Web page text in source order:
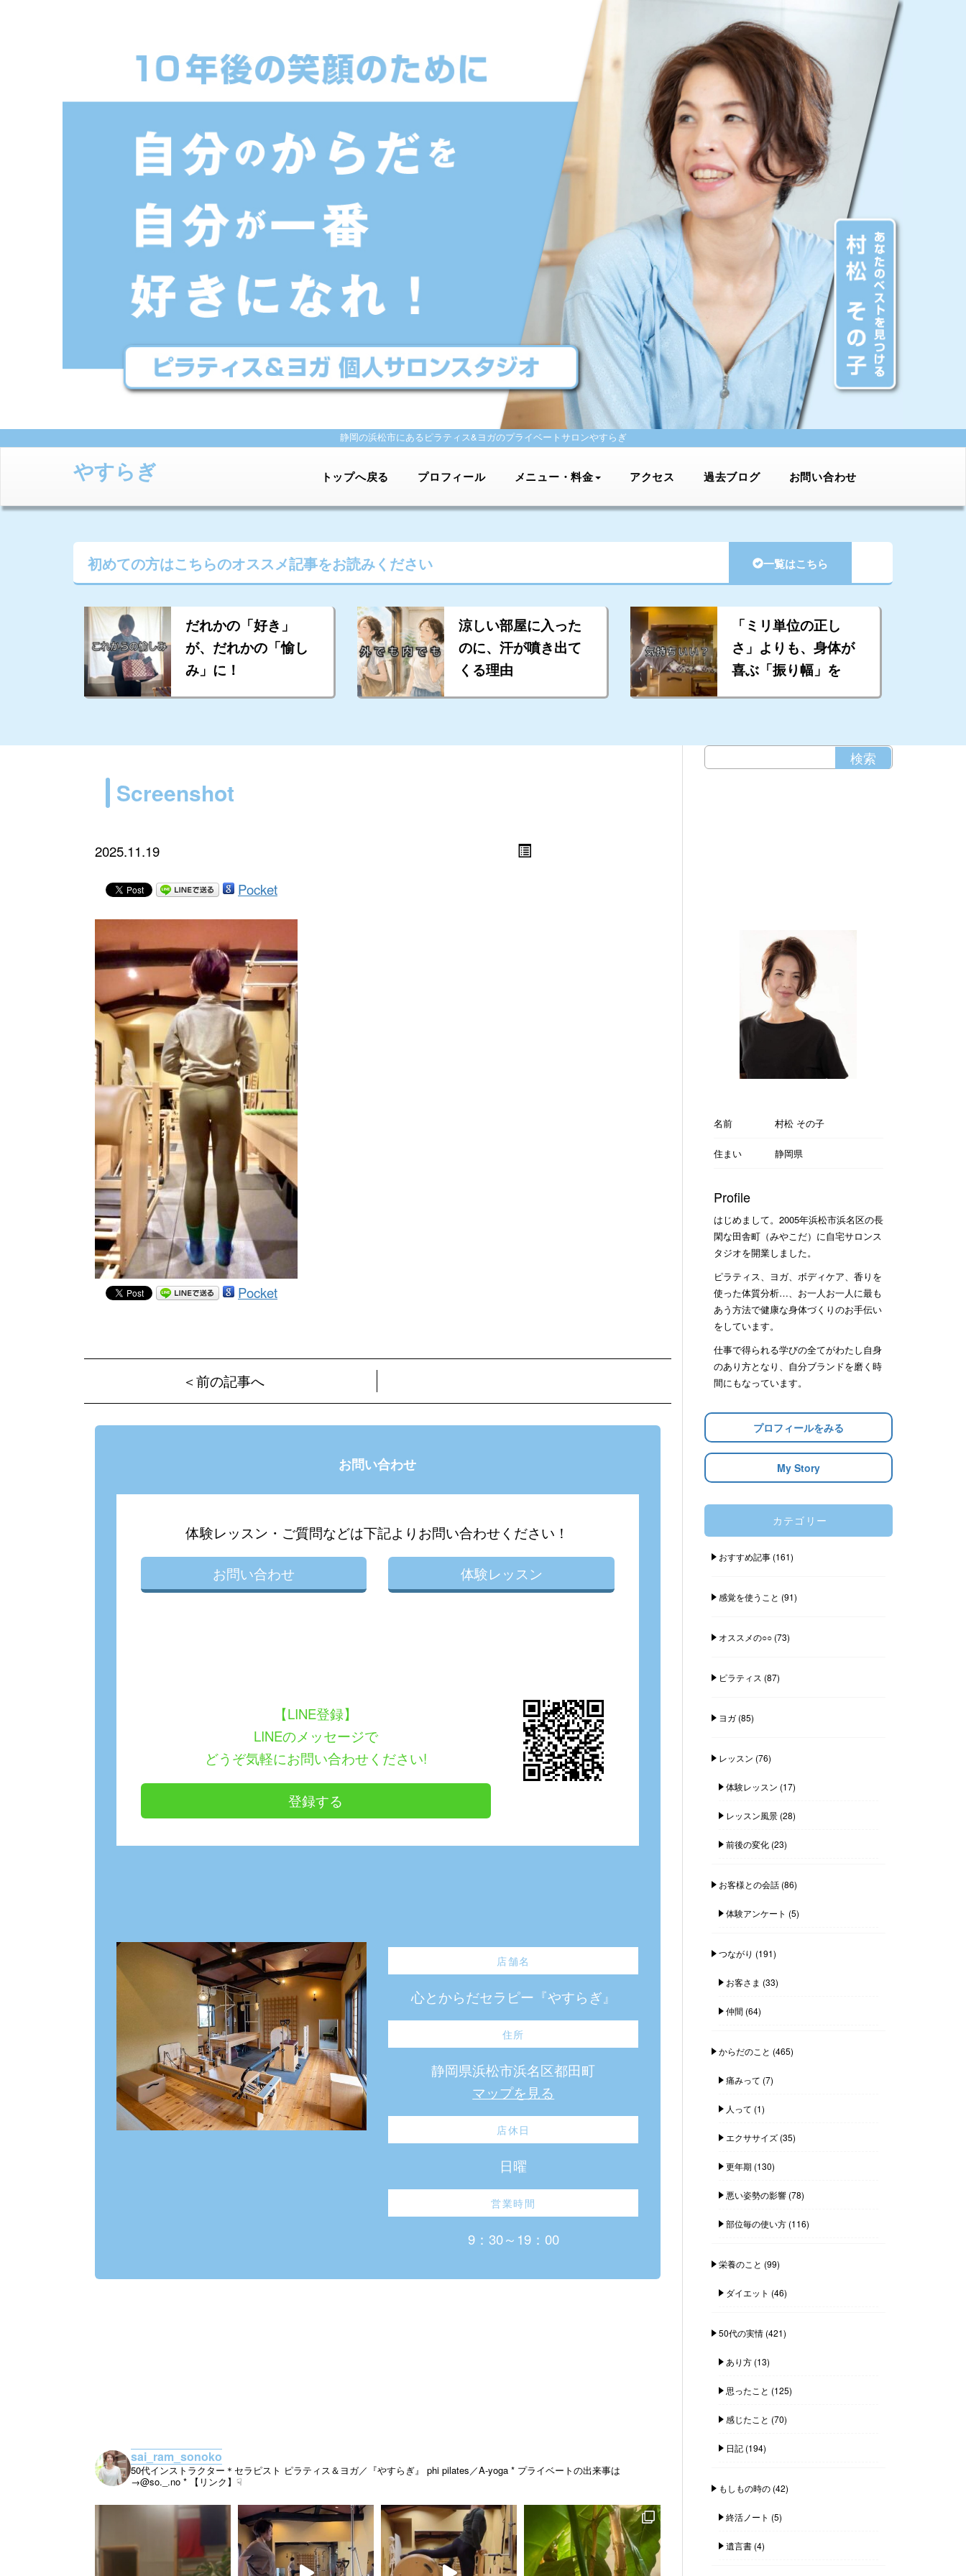
静岡の浜松市にあるピラティス&ヨガのプライベートサロンやすらぎ
やすらぎ トップへ戻る プロフィール メニュー・料金 アクセス 過去ブログ お問い合わせ
初めての方はこちらのオススメ記事をお読みください 一覧はこちら
だれかの「好き」
が、だれかの「愉し
み」に！
涼しい部屋に入った
のに、汗が噴き出て
くる理由
「ミリ単位の正し
さ」よりも、身体が
喜ぶ「振り幅」を
Screenshot
2025.11.19
Pocket
Pocket
＜前の記事へ
お問い合わせ
体験レッスン・ご質問などは下記よりお問い合わせください！
お問い合わせ 体験レッスン
【LINE登録】
LINEのメッセージで
どうぞ気軽にお問い合わせください!
登録する
店舗名
心とからだセラピー『やすらぎ』
住所
静岡県浜松市浜名区都田町
マップを見る
店休日
日曜
営業時間
9：30～19：00
sai_ram_sonoko
50代インストラクター＊セラピスト ピラティス＆ヨガ／『やすらぎ』 phi pilates／A-yoga * プライベートの出来事は
→@so._.no * 【リンク】☟
名前 村松 その子
住まい 静岡県
Profile
はじめまして。2005年浜松市浜名区の長
閑な田舎町（みやこだ）に自宅サロンス
タジオを開業しました。
ピラティス、ヨガ、ボディケア、香りを
使った体質分析…、お一人お一人に最も
あう方法で健康な身体づくりのお手伝い
をしています。
仕事で得られる学びの全てがわたし自身
のあり方となり、自分ブランドを磨く時
間にもなっています。
プロフィールをみる
My Story
カテゴリー
おすすめ記事(161)
感覚を使うこと (91)
オススメの○○(73)
ピラティス (87)
ヨガ(85)
レッスン (76)
体験レッスン (17)
レッスン風景(28)
前後の変化(23)
お客様との会話(86)
体験アンケート (5)
つながり (191)
お客さま (33)
仲間 (64)
からだのこと (465)
痛みって (7)
人って (1)
エクササイズ(35)
更年期 (130)
悪い姿勢の影響(78)
部位毎の使い方(116)
栄養のこと (99)
ダイエット (46)
50代の実情(421)
あり方(13)
思ったこと (125)
感じたこと (70)
日記(194)
もしもの時の(42)
終活ノート (5)
遺言書(4)